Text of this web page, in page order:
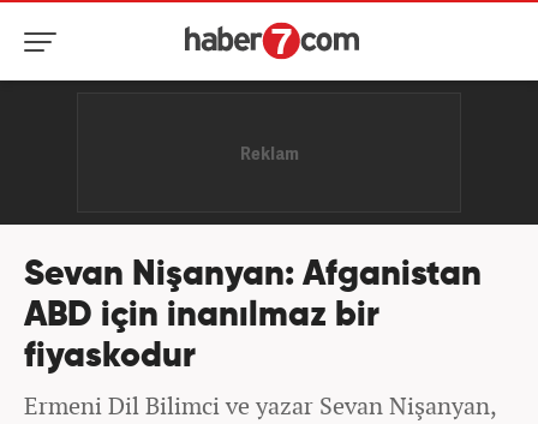
Sevan Nişanyan: Afganistan
ABD için inanılmaz bir
fiyaskodur
Ermeni Dil Bilimci ve yazar Sevan Nişanyan,